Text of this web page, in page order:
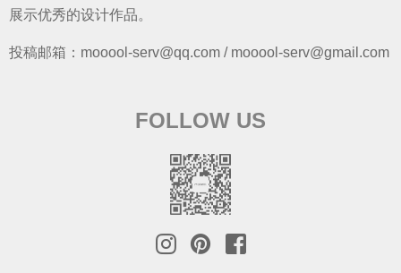
展示优秀的设计作品。
投稿邮箱：mooool-serv@qq.com / mooool-serv@gmail.com
FOLLOW US